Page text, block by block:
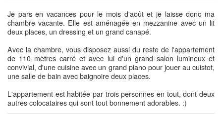
Je pars en vacances pour le mois d'août et je laisse donc ma
chambre vacante. Elle est aménagée en mezzanine avec un lit
deux places, un dressing et un grand canapé.
Avec la chambre, vous disposez aussi du reste de l'appartement
de 110 mètres carré et avec lui d'un grand salon lumineux et
convivial, d'une cuisine avec un grand piano pour jouer au cuistot,
une salle de bain avec baignoire deux places.
L'appartement est habitée par trois personnes en tout, dont deux
autres colocataires qui sont tout bonnement adorables. :)